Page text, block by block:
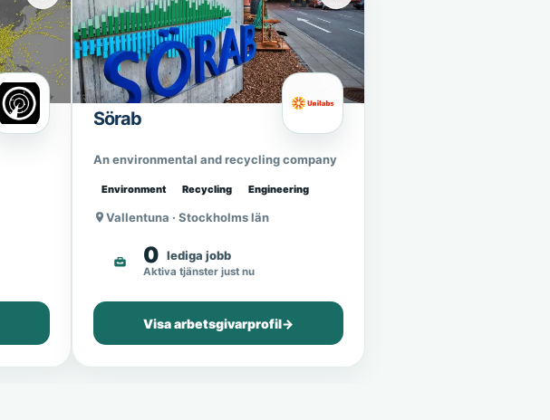
Sörab
An environmental and recycling company
Environment Recycling Engineering
Vallentuna · Stockholms län
0 lediga jobb
Aktiva tjänster just nu
Visa arbetsgivarprofil→